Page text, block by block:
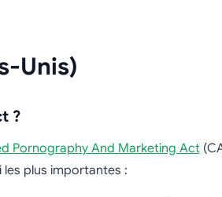
Unis)
?
Pornography And Marketing Act
les plus importantes :